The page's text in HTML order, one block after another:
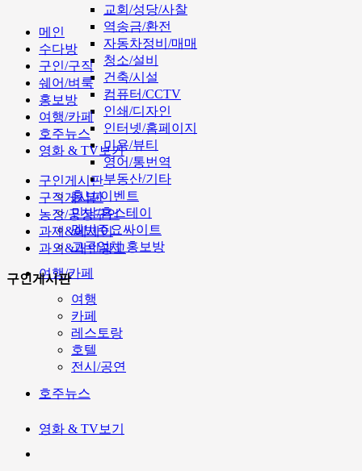
교회/성당/사찰
역송금/환전
자동차정비/매매
청소/설비
건축/시설
컴퓨터/CCTV
인쇄/디자인
인터넷/홈페이지
미용/뷰티
영어/통번역
부동산/기타
홍보/이벤트
민박/홈스테이
멜번주요싸이트
고국업체 홍보방
여행/카페
여행
카페
레스토랑
호텔
전시/공연
호주뉴스
영화 & TV보기
메인
수다방
구인/구직
쉐어/벼룩
홍보방
여행/카페
호주뉴스
영화 & TV보기
구인게시판
구직게시판
농장/공장구인
과제&에세이
과외&개인광고
구인게시판